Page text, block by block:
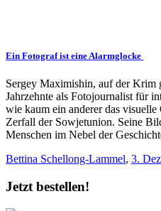
Ein Fotograf ist eine Alarmglocke
Sergey Maximishin, auf der Krim
Jahrzehnte als Fotojournalist für
wie kaum ein anderer das visuelle
Zerfall der Sowjetunion. Seine
Menschen im Nebel der
Bettina Schellong-Lammel, 3.
Jetzt bestellen!